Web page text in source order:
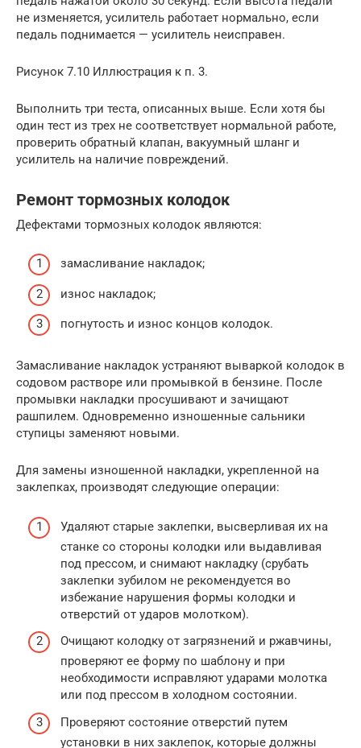
не изменяется, усилитель работает нормально, если
педаль поднимается — усилитель неисправен.
Рисунок 7.10 Иллюстрация к п. 3.
Выполнить три теста, описанных выше. Если хотя бы
один тест из трех не соответствует нормальной работе,
проверить обратный клапан, вакуумный шланг и
усилитель на наличие повреждений.
Ремонт тормозных колодок
Дефектами тормозных колодок являются:
замасливание накладок;
износ накладок;
погнутость и износ концов колодок.
Замасливание накладок устраняют вываркой колодок в
содовом растворе или промывкой в бензине. После
промывки накладки просушивают и зачищают
рашпилем. Одновременно изношенные сальники
ступицы заменяют новыми.
Для замены изношенной накладки, укрепленной на
заклепках, производят следующие операции:
Удаляют старые заклепки, высверливая их на
станке со стороны колодки или выдавливая
под прессом, и снимают накладку (срубать
заклепки зубилом не рекомендуется во
избежание нарушения формы колодки и
отверстий от ударов молотком).
Очищают колодку от загрязнений и ржавчины,
проверяют ее форму по шаблону и при
необходимости исправляют ударами молотка
или под прессом в холодном состоянии.
Проверяют состояние отверстий путем
установки в них заклепок, которые должны